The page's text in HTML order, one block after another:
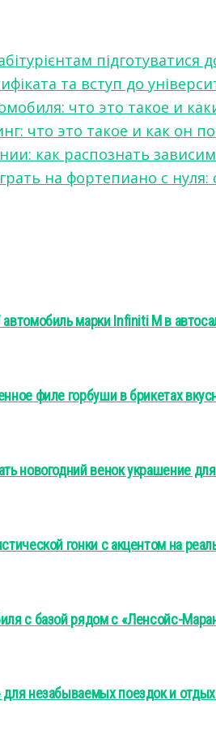
та вступ до
что это такое и
что это такое и как он
как распознать
на фортепиано с
марки Infiniti M в
филе горбуши в брикетах
новогодний венок украшение
гонки с акцентом на
с базой рядом с «Ленсойс-
незабываемых поездок и